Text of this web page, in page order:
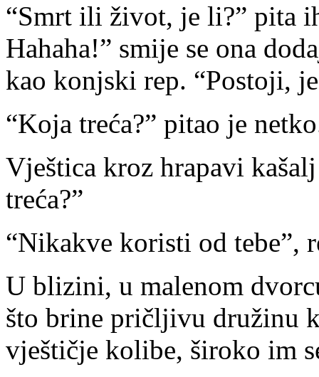
“Smrt ili život, je li?” pita
Hahaha!” smije se ona
kao konjski rep. “Postoji,
“Koja treća?” pitao je
Vještica kroz hrapavi
treća?”
“Nikakve koristi od tebe”,
U blizini, u malenom
što brine pričljivu družinu
vještičje kolibe, široko im